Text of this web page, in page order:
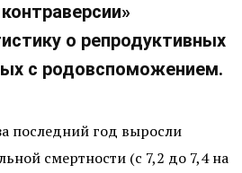
о репродуктивных
с родовспоможением.
последний год выросли
смертности (с 7,2 до 7,4 на